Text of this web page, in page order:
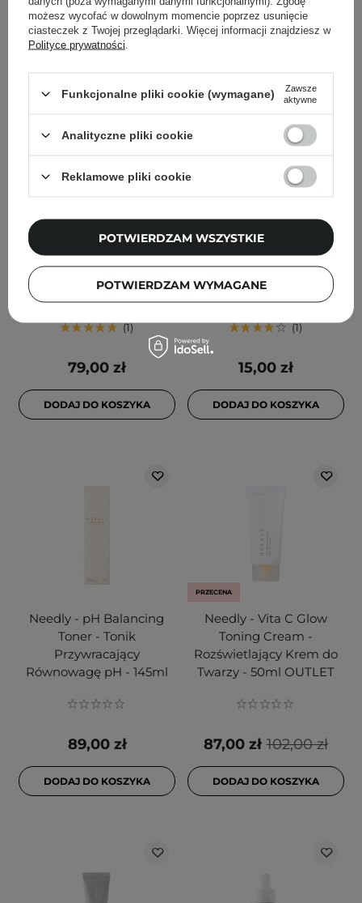
DODAJ DO KOSZYKA DODAJ DO KOSZYKA
Needly - pH Balancing
Essence Lotion -
Równoważąca Esencja-
Skóry - 145ml
1
79,00 zł
DODAJ DO KOSZYKA
Needly - Peony Jelly Mask
- Nawilżająca Maska w
Żelu z Piwonią - 33ml
1
15,00 zł
DODAJ DO KOSZYKA
Needly - pH Balancing
Toner - Tonik
Przywracający
Równowagę pH - 145ml
89,00 zł
DODAJ DO KOSZYKA
PRZECENA
Needly - Vita C Glow
Toning Cream -
Rozświetlający Krem do
Twarzy - 50ml OUTLET
102,00 zł
87,00 zł
DODAJ DO KOSZYKA
możesz wycofać w dowolnym momencie poprzez usunięcie
ciasteczek z Twojej przeglądarki. Więcej informacji znajdziesz w
Polityce prywatności
Funkcjonalne pliki cookie (wymagane)
Zawsze
aktywne
Analityczne pliki cookie
Reklamowe pliki cookie
POTWIERDZAM WYMAGANE
POTWIERDZAM WSZYSTKIE